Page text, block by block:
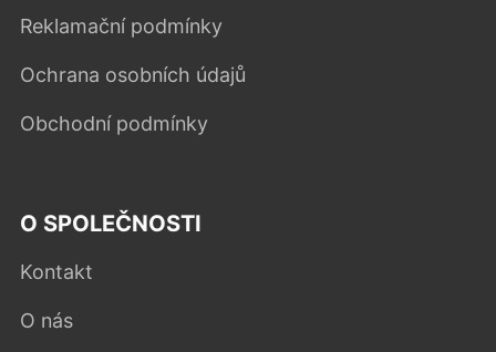
Reklamační podmínky
Ochrana osobních údajů
Obchodní podmínky
O SPOLEČNOSTI
Kontakt
O nás